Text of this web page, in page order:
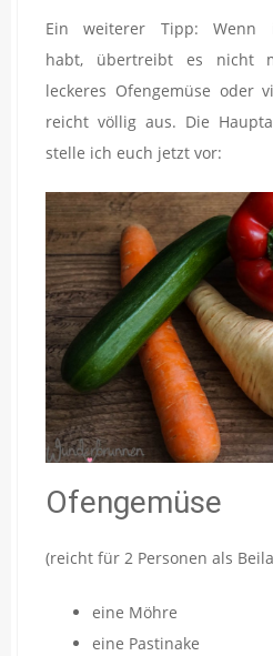
Ein weiterer Tipp: Wenn
habt, übertreibt es nicht
leckeres Ofengemüse oder
reicht völlig aus. Die
stelle ich euch jetzt vor:
Ofengemüse
(reicht für 2 Personen als
eine Möhre
eine Pastinake